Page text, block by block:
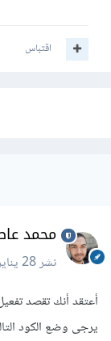
اقتباس
محمد
نشر28 يناير 2025
يرجى وضع الكود